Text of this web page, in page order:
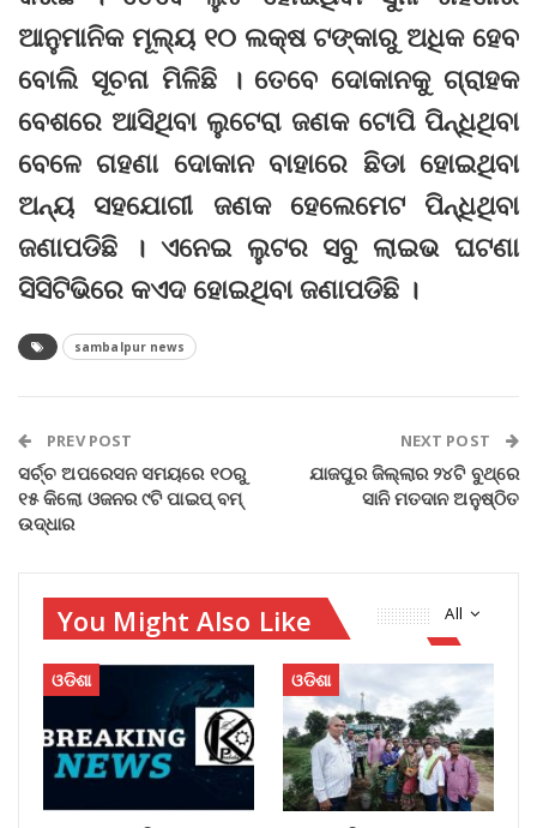
ଆନୁମାନିକ ମୂଲ୍ୟ ୧୦ ଲକ୍ଷ ଟଙ୍କାରୁ ଅଧିକ ହେବ
ବୋଲି ସୂଚନା ମିଳିଛି । ତେବେ ଦୋକାନକୁ ଗ୍ରାହକ
ବେଶରେ ଆସିଥିବା ଲୁଟେରା ଜଣକ ଟୋପି ପିନ୍ଧିଥିବା
ବେଳେ ଗହଣା ଦୋକାନ ବାହାରେ ଛିଡା ହୋଇଥିବା
ଅନ୍ୟ ସହଯୋଗୀ ଜଣକ ହେଲେମେଟ ପିନ୍ଧିଥିବା
ଜଣାପଡିଛି । ଏନେଇ ଲୁଟର ସବୁ ଲାଇଭ ଘଟଣା
ସିସିଟିଭିରେ କଏଦ ହୋଇଥିବା ଜଣାପଡିଛି ।
sambalpur news
PREV POST
ସର୍ଚ୍ଚ ଅପରେସନ ସମୟରେ ୧୦ରୁ
୧୫ କିଲୋ ଓଜନର ୯ଟି ପାଇପ୍ ବମ୍
ଉଦ୍ଧାର
NEXT POST
ଯାଜପୁର ଜିଲ୍ଲାର ୨୪ଟି ବୁଥ୍‌ରେ
ସାନି ମତଦାନ ଅନୁଷ୍ଠିତ
All
You Might Also Like
ଓଡିଶା ଓଡିଶା